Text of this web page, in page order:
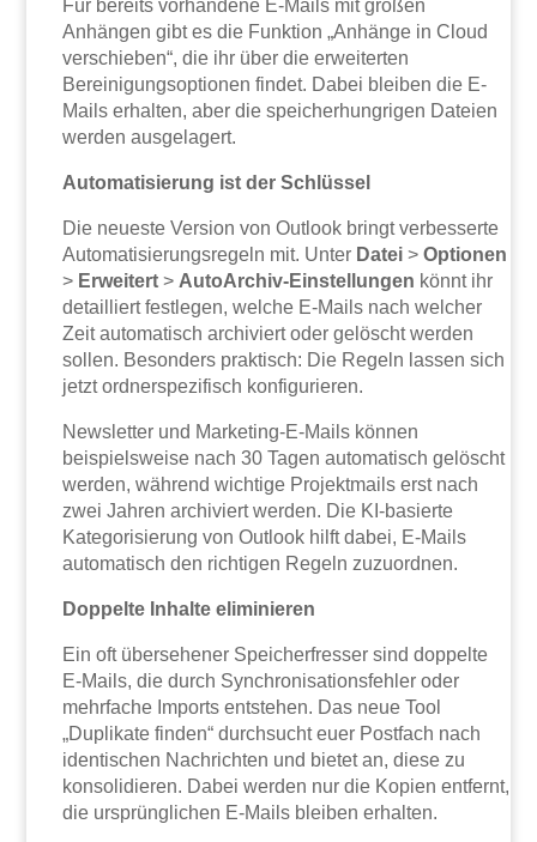
Für bereits vorhandene E-Mails mit großen
Anhängen gibt es die Funktion „Anhänge in Cloud
verschieben“, die ihr über die erweiterten
Bereinigungsoptionen findet. Dabei bleiben die E-
Mails erhalten, aber die speicherhungrigen Dateien
werden ausgelagert.
Automatisierung ist der Schlüssel
Die neueste Version von Outlook bringt verbesserte
Automatisierungsregeln mit. Unter Datei >Optionen
> Erweitert >AutoArchiv-Einstellungen könnt ihr
detailliert festlegen, welche E-Mails nach welcher
Zeit automatisch archiviert oder gelöscht werden
sollen. Besonders praktisch: Die Regeln lassen sich
jetzt ordnerspezifisch konfigurieren.
Newsletter und Marketing-E-Mails können
beispielsweise nach 30 Tagen automatisch gelöscht
werden, während wichtige Projektmails erst nach
zwei Jahren archiviert werden. Die KI-basierte
Kategorisierung von Outlook hilft dabei, E-Mails
automatisch den richtigen Regeln zuzuordnen.
Doppelte Inhalte eliminieren
Ein oft übersehener Speicherfresser sind doppelte
E-Mails, die durch Synchronisationsfehler oder
mehrfache Imports entstehen. Das neue Tool
„Duplikate finden“ durchsucht euer Postfach nach
identischen Nachrichten und bietet an, diese zu
konsolidieren. Dabei werden nur die Kopien entfernt,
die ursprünglichen E-Mails bleiben erhalten.